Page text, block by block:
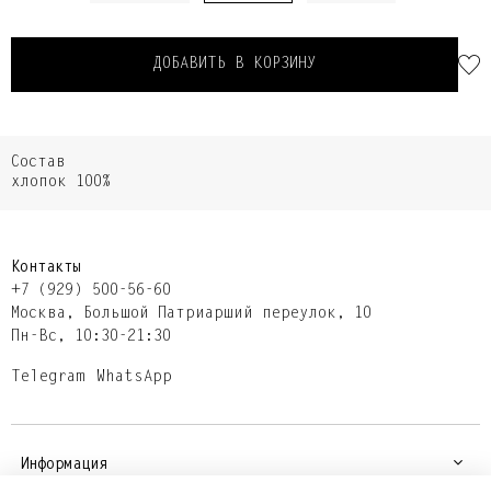
ДОБАВИТЬ В КОРЗИНУ
Состав
хлопок 100%
Информация
Контакты
+7 (929) 500-56-60
Москва,​ Большой Патриарший переулок,​ 10
Пн-Вс, 10:30-21:30
Telegram WhatsApp